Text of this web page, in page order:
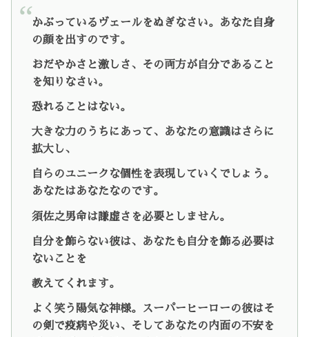
かぶっているヴェールをぬぎなさい。あなた自身
の顔を出すのです。
おだやかさと激しさ、その両方が自分であること
を知りなさい。
恐れることはない。
大きな力のうちにあって、あなたの意識はさらに
拡大し、
自らのユニークな個性を表現していくでしょう。
あなたはあなたなのです。
須佐之男命は謙虚さを必要としません。
自分を飾らない彼は、あなたも自分を飾る必要は
ないことを
教えてくれます。
よく笑う陽気な神様。スーパーヒーローの彼はそ
の剣で疫病や災い、そしてあなたの内面の不安を